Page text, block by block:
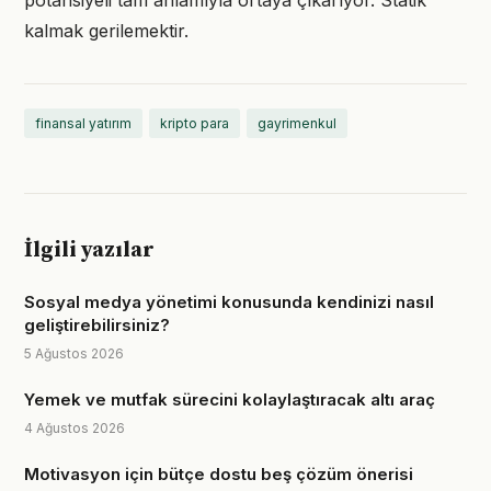
kalmak gerilemektir.
finansal yatırım kripto para gayrimenkul
İlgili yazılar
Sosyal medya yönetimi konusunda kendinizi nasıl
geliştirebilirsiniz?
5 Ağustos 2026
Yemek ve mutfak sürecini kolaylaştıracak altı araç
4 Ağustos 2026
Motivasyon için bütçe dostu beş çözüm önerisi